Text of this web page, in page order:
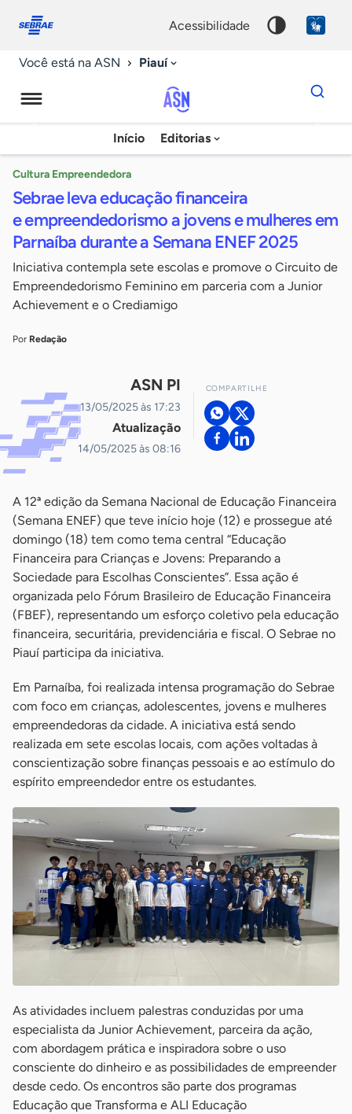
conosco
acessibilidade
Você está na ASN Piauí
Agência
Sebrae
Notícias
Início Editorias
Dados
para
chave
Cultura Empreendedora
Sebrae leva educação financeira
e empreendedorismo a jovens e mulheres em
Parnaíba durante a Semana ENEF 2025
Iniciativa contempla sete escolas e promove o Circuito de
Empreendedorismo Feminino em parceria com a Junior
Achievement e o Crediamigo
Por Redação
ASN PI
13/05/2025 às 17:23
Atualização
14/05/2025 às 08:16
COMPARTILHE
A 12ª edição da Semana Nacional de Educação Financeira
(Semana ENEF) que teve início hoje (12) e prossegue até
domingo (18) tem como tema central “Educação
Financeira para Crianças e Jovens: Preparando a
Sociedade para Escolhas Conscientes”. Essa ação é
organizada pelo Fórum Brasileiro de Educação Financeira
(FBEF), representando um esforço coletivo pela educação
financeira, securitária, previdenciária e fiscal. O Sebrae no
Piauí participa da iniciativa.
Em Parnaíba, foi realizada intensa programação do Sebrae
com foco em crianças, adolescentes, jovens e mulheres
empreendedoras da cidade. A iniciativa está sendo
realizada em sete escolas locais, com ações voltadas à
conscientização sobre finanças pessoais e ao estímulo do
espírito empreendedor entre os estudantes.
As atividades incluem palestras conduzidas por uma
especialista da Junior Achievement, parceira da ação,
com abordagem prática e inspiradora sobre o uso
consciente do dinheiro e as possibilidades de empreender
desde cedo. Os encontros são parte dos programas
Educação que Transforma e ALI Educação